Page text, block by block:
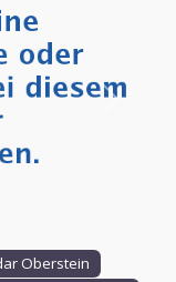
Oberstein